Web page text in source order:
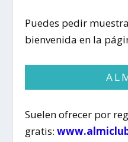
Puedes pedir
bienvenida en la
Suelen ofrecer por
gratis: